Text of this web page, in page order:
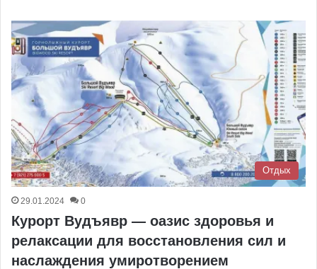
Отдых
29.01.2024 0
Курорт Вудъявр — оазис здоровья и
релаксации для восстановления сил и
наслаждения умиротворением